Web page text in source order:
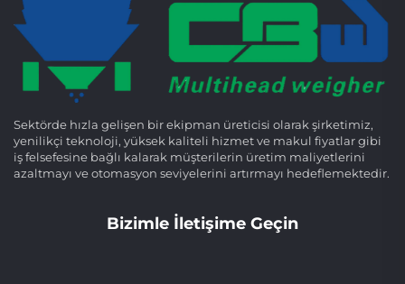
Sektörde hızla gelişen bir ekipman üreticisi olarak şirketimiz,
yenilikçi teknoloji, yüksek kaliteli hizmet ve makul fiyatlar gibi
iş felsefesine bağlı kalarak müşterilerin üretim maliyetlerini
azaltmayı ve otomasyon seviyelerini artırmayı hedeflemektedir.
Bizimle İletişime Geçin